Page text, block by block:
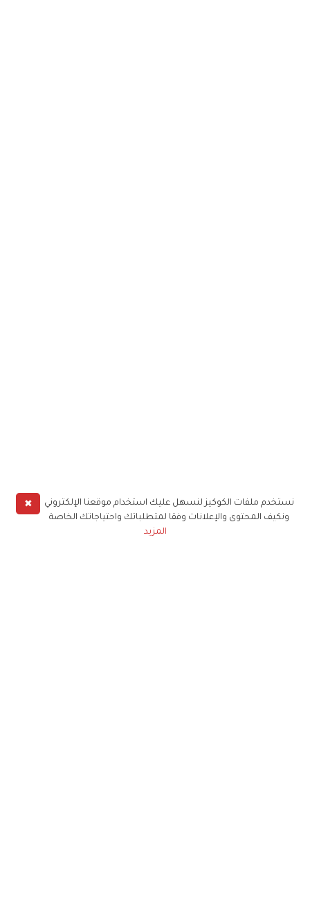
✖
نستخدم ملفات الكوكيز لنسهل عليك استخدام موقعنا الإلكتروني
ونكيف المحتوى والإعلانات وفقا لمتطلباتك واحتياجاتك الخاصة
المزيد